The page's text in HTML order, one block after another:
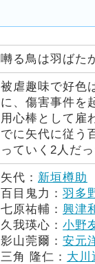
囀る鳥は羽ばた
被虐趣味で好色
に、傷害事件を
用心棒として雇
でに矢代に従う
っていく2人だ
矢代： 新垣樽助
百目鬼力： 羽多
七原祐輔： 興津
久我瑛心： 小野
影山莞爾： 安元
三角 隆仁： 大川